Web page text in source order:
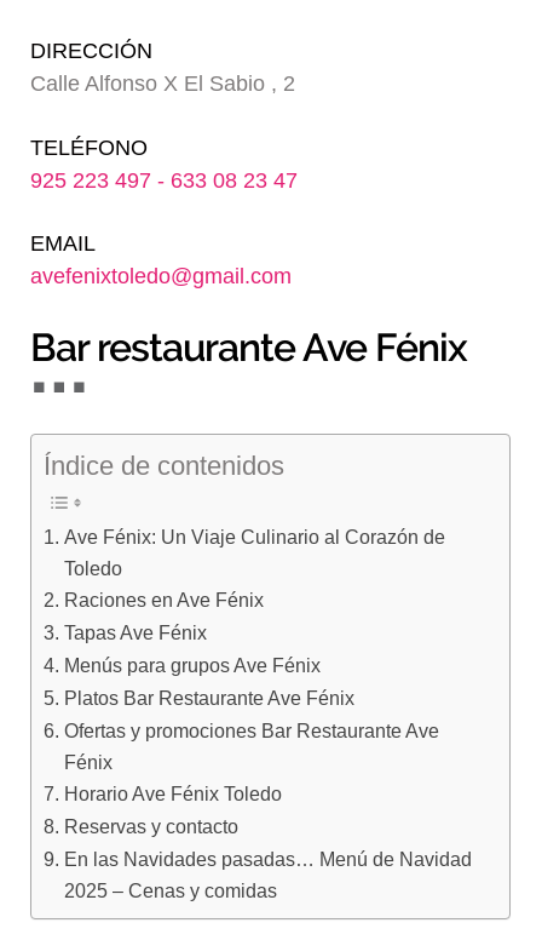
DIRECCIÓN
Calle Alfonso X El Sabio , 2
TELÉFONO
925 223 497 - 633 08 23 47
EMAIL
avefenixtoledo@gmail.com
Bar restaurante Ave Fénix
Índice de contenidos
Ave Fénix: Un Viaje Culinario al Corazón de
Toledo
Raciones en Ave Fénix
Tapas Ave Fénix
Menús para grupos Ave Fénix
Platos Bar Restaurante Ave Fénix
Ofertas y promociones Bar Restaurante Ave
Fénix
Horario Ave Fénix Toledo
Reservas y contacto
En las Navidades pasadas… Menú de Navidad
2025 – Cenas y comidas